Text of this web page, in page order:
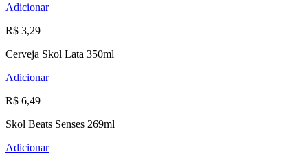
Adicionar
R$ 3,29
Cerveja Skol Lata 350ml
Adicionar
R$ 6,49
Skol Beats Senses 269ml
Adicionar